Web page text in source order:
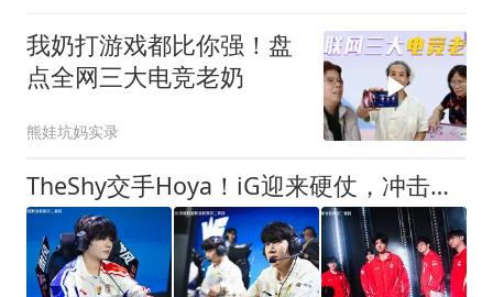
我奶打游戏都比你强！盘
点全网三大电竞老奶
熊娃坑妈实录
TheShy交手Hoya！iG迎来硬仗，冲击三连胜